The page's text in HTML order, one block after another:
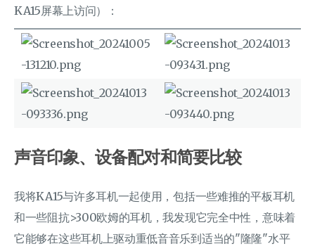
KA15屏幕上访问）：
声音印象、设备配对和简要比较
我将KA15与许多耳机一起使用，包括一些难推的平板耳机
和一些阻抗>300欧姆的耳机，我发现它完全中性，意味着
它能够在这些耳机上驱动重低音音乐到适当的"隆隆"水平